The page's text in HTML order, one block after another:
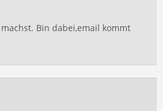
Bin dabei,email kommt